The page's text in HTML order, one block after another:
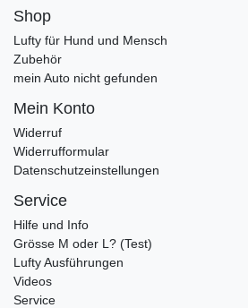
Shop
Lufty für Hund und Mensch
Zubehör
mein Auto nicht gefunden
Mein Konto
Widerruf
Widerrufformular
Datenschutzeinstellungen
Service
Hilfe und Info
Grösse M oder L? (Test)
Lufty Ausführungen
Videos
Service